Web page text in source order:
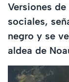
Versiones
sociales,
negro y se
aldea de